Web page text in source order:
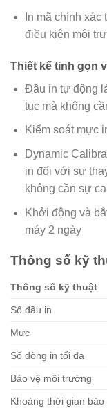
In mã chính
điều kiện môi
Thiết kế tinh gọn
Đầu in tự động
tục mà không
Kiểm soát mực
Dynamic
in đối với sự
không cần sự
Khởi động và
máy 2 ngày
Thông số kỹ
Thông số kỹ thuật
Số đầu in
Mực
Số dòng in tối đa
Bảo vệ môi trường
Khoảng thời gian bảo